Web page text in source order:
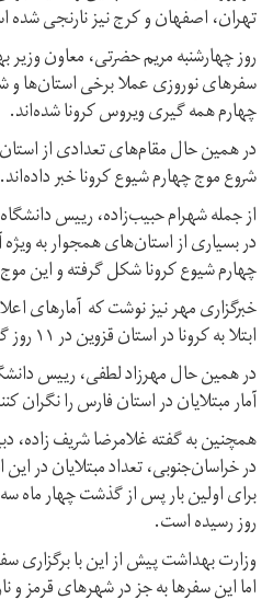
تهران، اصفهان و کرج نیز نارنجی
روز چهارشنبه مریم حضرتی، معاون
سفرهای نوروزی عملا برخی استان‌ها
چهارم همه گیری ویروس کرونا شده‌اند.
در همین حال مقام‌های تعدادی از
شروع موج چهارم شیوع کرونا خبر داده‌اند.
از جمله شهرام حبیب‌زاده، رییس
در بسیاری از استان‌های همجوار به
چهارم شیوع کرونا شکل گرفته و این
ابتلا به کرونا در استان قزوین در ۱۱ روز گذشته حکایت می‌کند.
در همین حال مهرزاد لطفی، رییس
آمار مبتلایان در استان فارس را نگران
همچنین به گفته غلامرضا شریف زاده،
در خراسان‌جنوبی، تعداد مبتلایان در
روز رسیده است.
وزارت بهداشت پیش از این با برگزاری
اما این سفرها به جز در شهرهای قرمز و